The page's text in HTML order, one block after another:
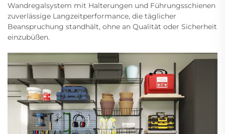
Wandregalsystem mit Halterungen und Führungsschienen
zuverlässige Langzeitperformance, die täglicher
Beanspruchung standhält, ohne an Qualität oder Sicherheit
einzubüßen.